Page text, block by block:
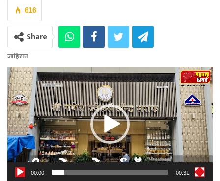
616
Share
जाहिरात
Video
Player
00:00 00:31